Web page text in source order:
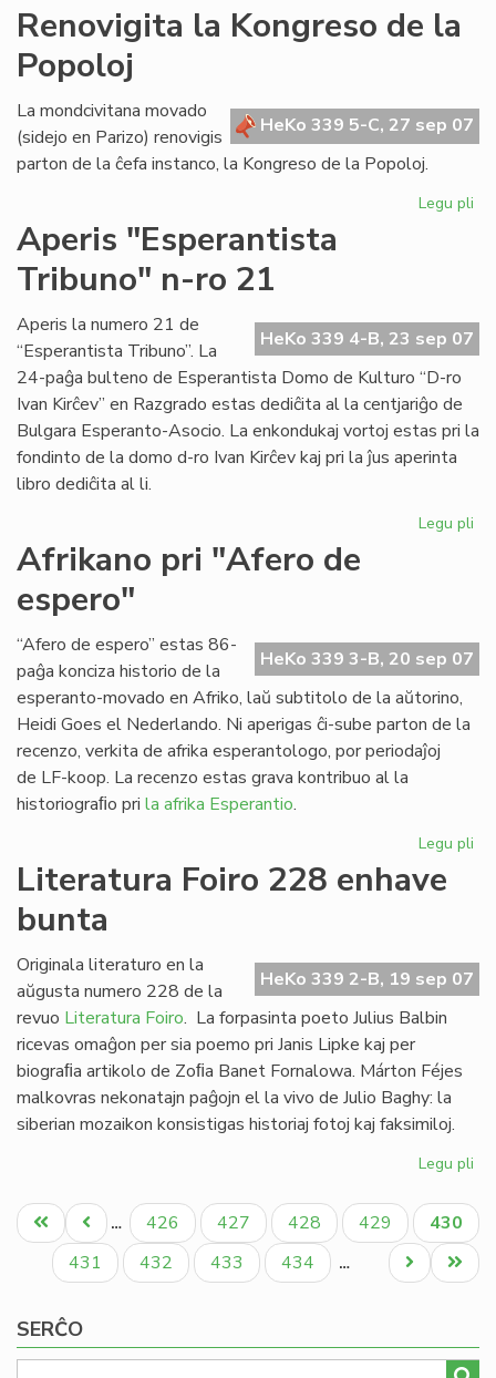
Renovigita la Kongreso de la
Popoloj
HeKo 339 5-C, 27 sep 07
La mondcivitana movado
(sidejo en Parizo) renovigis
parton de la ĉefa instanco, la Kongreso de la Popoloj.
Legu pli
la
Aperis "Esperantista
Tribuno" n-ro 21
HeKo 339 4-B, 23 sep 07
Aperis la numero 21 de
“Esperantista Tribuno”. La
24-paĝa bulteno de Esperantista Domo de Kulturo “D-ro
Ivan Kirĉev” en Razgrado estas dediĉita al la centjariĝo de
Bulgara Esperanto-Asocio. La enkondukaj vortoj estas pri la
fondinto de la domo d-ro Ivan Kirĉev kaj pri la ĵus aperinta
libro dediĉita al li.
Legu pli
ro
Afrikano pri "Afero de
espero"
HeKo 339 3-B, 20 sep 07
“Afero de espero” estas 86-
paĝa konciza historio de la
esperanto-movado en Afriko, laŭ subtitolo de la aŭtorino,
Heidi Goes el Nederlando. Ni aperigas ĉi-sube parton de la
recenzo, verkita de afrika esperantologo, por periodaĵoj
de LF-koop. La recenzo estas grava kontribuo al la
historiograﬁo pri la afrika Esperantio.
Legu pli
Literatura Foiro 228 enhave
bunta
HeKo 339 2-B, 19 sep 07
Originala literaturo en la
aŭgusta numero 228 de la
revuo Literatura Foiro. La forpasinta poeto Julius Balbin
ricevas omaĝon per sia poemo pri Janis Lipke kaj per
biograﬁa artikolo de Zoﬁa Banet Fornalowa. Márton Féjes
malkovras nekonatajn paĝojn el la vivo de Julio Baghy: la
siberian mozaikon konsistigas historiaj fotoj kaj faksimiloj.
Legu pli
Pagination
Unua
paĝo
Antaŭa
paĝo
… Paĝo
426 Paĝo
427 Paĝo
428 Paĝo
429
Aktuala
paĝo
430
Paĝo
431 Paĝo
432 Paĝo
433 Paĝo
434 …
Last
page
Next
page
SERĈO